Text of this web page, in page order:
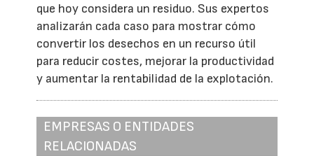
que hoy considera un residuo. Sus expertos
analizarán cada caso para mostrar cómo
convertir los desechos en un recurso útil
para reducir costes, mejorar la productividad
y aumentar la rentabilidad de la explotación.
EMPRESAS O ENTIDADES
RELACIONADAS